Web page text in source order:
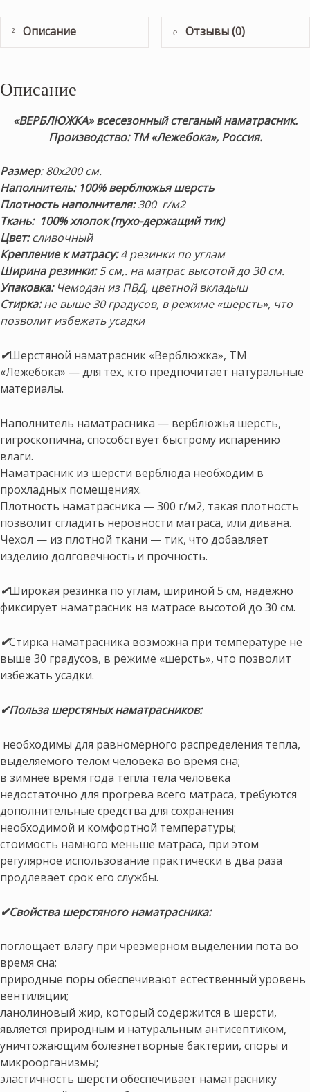
Описание Отзывы (0)
Описание
«ВЕРБЛЮЖКА» всесезонный стеганый наматрасник.
Производство: ТМ «Лежебока», Россия.
Размер: 80х200 см.
Наполнитель: 100% верблюжья шерсть
Плотность наполнителя:300 г/м2
Ткань: 100% хлопок (пухо-держащий тик)
Цвет:сливочный
Крепление к матрасу:4 резинки по углам
Ширина резинки:5 см,. на матрас высотой до 30 см.
Упаковка:Чемодан из ПВД, цветной вкладыш
Стирка:не выше 30 градусов, в режиме «шерсть», что
позволит избежать усадки
✔Шерстяной наматрасник «Верблюжка», ТМ
«Лежебока» — для тех, кто предпочитает натуральные
материалы.
Наполнитель наматрасника — верблюжья шерсть,
гигроскопична, способствует быстрому испарению
влаги.
Наматрасник из шерсти верблюда необходим в
прохладных помещениях.
Плотность наматрасника — 300 г/м2, такая плотность
позволит сгладить неровности матраса, или дивана.
Чехол — из плотной ткани — тик, что добавляет
изделию долговечность и прочность.
✔Широкая резинка по углам, шириной 5 см, надёжно
фиксирует наматрасник на матрасе высотой до 30 см.
✔Стирка наматрасника возможна при температуре не
выше 30 градусов, в режиме «шерсть», что позволит
избежать усадки.
✔Польза шерстяных наматрасников:
необходимы для равномерного распределения тепла,
выделяемого телом человека во время сна;
в зимнее время года тепла тела человека
недостаточно для прогрева всего матраса, требуются
дополнительные средства для сохранения
необходимой и комфортной температуры;
стоимость намного меньше матраса, при этом
регулярное использование практически в два раза
продлевает срок его службы.
✔Свойства шерстяного наматрасника:
поглощает влагу при чрезмерном выделении пота во
время сна;
природные поры обеспечивают естественный уровень
вентиляции;
ланолиновый жир, который содержится в шерсти,
является природным и натуральным антисептиком,
уничтожающим болезнетворные бактерии, споры и
микроорганизмы;
эластичность шерсти обеспечивает наматраснику